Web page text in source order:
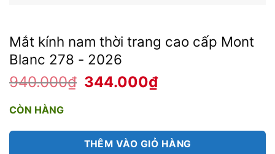
Mắt kính nam thời trang cao cấp Mont
Blanc 278 - 2026
940.000₫
Giá
gốc
344.000₫Giá
CÒN HÀNG
THÊM VÀO GIỎ HÀNG